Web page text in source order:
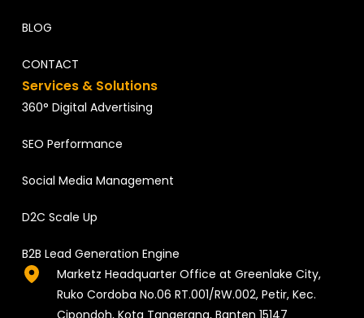
BLOG
CONTACT
Services & Solutions
360° Digital Advertising
SEO Performance
Social Media Management
D2C Scale Up
B2B Lead Generation Engine
Marketz Headquarter Office at Greenlake City,
Ruko Cordoba No.06 RT.001/RW.002, Petir, Kec.
Cipondoh, Kota Tangerang, Banten 15147